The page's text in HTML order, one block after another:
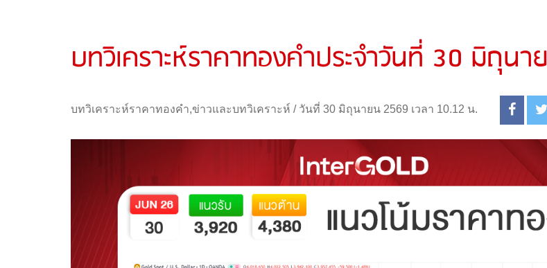
บทวิเคราะห์ราคาทองคำประจำวันที่ 30 มิถุน
บทวิเคราะห์ราคาทองคำ,ข่าวและบทวิเคราะห์ / วันที่ 30 มิถุนายน 2569 เวลา 10.12 น.